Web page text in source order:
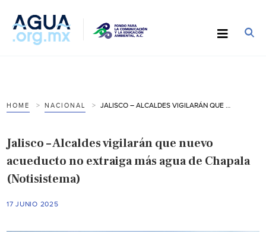
HOME NACIONAL
Jalisco – Alcaldes vigilarán que nuevo
acueducto no extraiga más agua de Chapala
(Notisistema)
17 JUNIO 2025